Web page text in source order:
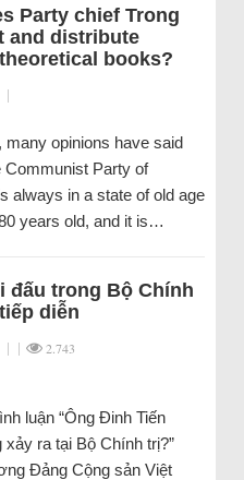
Party chief Trong
and distribute
books?
|
opinions have said
Communist Party of
always in a state of old age
years old, and it is…
đấu trong Bộ Chính
diễn
| | 2.743
luận “Ông Đinh Tiến
ra tại Bộ Chính trị?”
Đảng Cộng sản Việt